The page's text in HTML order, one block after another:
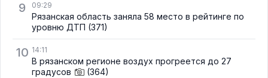
9 09:29
Рязанская область заняла 58 место в рейтинге по
уровню ДТП (371)
10 14:11
В рязанском регионе воздух прогреется до 27
градусов
(364)